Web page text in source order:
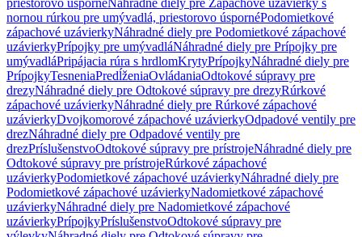
priestorovo úspornéNáhradné diely pre Zápachové uzávierky s
nornou rúrkou pre umývadlá, priestorovo úspornéPodomietkové
zápachové uzávierkyNáhradné diely pre Podomietkové zápachové
uzávierkyPrípojky pre umývadláNáhradné diely pre Prípojky pre
umývadláPripájacia rúra s hrdlomKrytyPrípojkyNáhradné diely pre
PrípojkyTesneniaPredĺženiaOvládaniaOdtokové súpravy pre
drezyNáhradné diely pre Odtokové súpravy pre drezyRúrkové
zápachové uzávierkyNáhradné diely pre Rúrkové zápachové
uzávierkyDvojkomorové zápachové uzávierkyOdpadové ventily pre
drezNáhradné diely pre Odpadové ventily pre
drezPríslušenstvoOdtokové súpravy pre prístrojeNáhradné diely pre
Odtokové súpravy pre prístrojeRúrkové zápachové
uzávierkyPodomietkové zápachové uzávierkyNáhradné diely pre
Podomietkové zápachové uzávierkyNadomietkové zápachové
uzávierkyNáhradné diely pre Nadomietkové zápachové
uzávierkyPrípojkyPríslušenstvoOdtokové súpravy pre